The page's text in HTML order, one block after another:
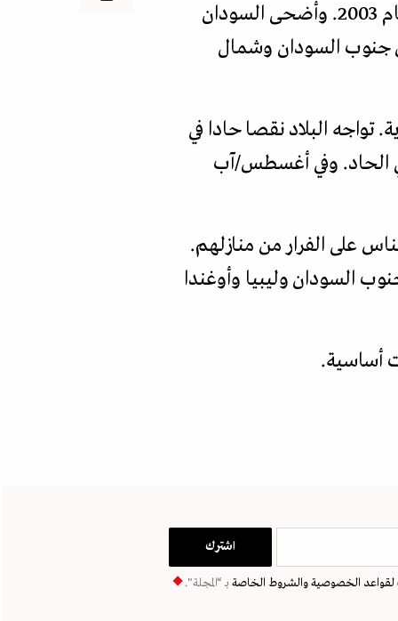
قبل الصراع الحالي، كان السودان يعاني من العنف والنزوح منذ اندلاع أزمة دارفور في عام 2003. وأضحى السودان
جنوب السودان وشمال
والحماية. تواجه البلاد نقصا حادا في
الحاد. وفي أغسطس/آب
على الفرار من منازلهم.
من 1,2 مليون)، تليها تشاد وجنوب السودان وليبيا وأوغندا
أساسية.
لقواعد الخصوصيةوالشروط الخاصة بـ “المجلة".